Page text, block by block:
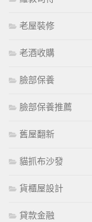
老屋裝修
老酒收購
臉部保養
臉部保養推薦
舊屋翻新
貓抓布沙發
貨櫃屋設計
貸款金融